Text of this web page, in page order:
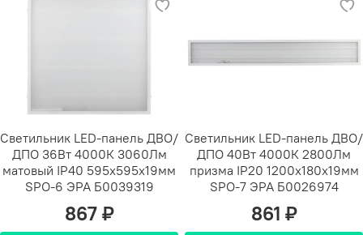
Светильник LED-панель ДВО/
ДПО 36Вт 4000К 3060Лм
матовый IP40 595х595х19мм
SPO-6 ЭРА Б0039319
867 ₽
Светильник LED-панель ДВО/
ДПО 40Вт 4000К 2800Лм
призма IP20 1200х180х19мм
SPO-7 ЭРА Б0026974
861 ₽